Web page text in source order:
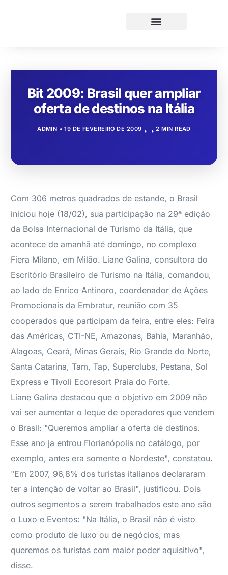
Bit 2009: Brasil quer ampliar
oferta de destinos na Itália
ADMIN 19 DE FEVEREIRO DE 2009 2 MIN READ
Com 306 metros quadrados de estande, o Brasil
iniciou hoje (18/02), sua participação na 29ª edição
da Bolsa Internacional de Turismo da Itália, que
acontece de amanhã até domingo, no complexo
Fiera Milano, em Milão. Liane Galina, consultora do
Escritório Brasileiro de Turismo na Itália, comandou,
ao lado de Enrico Antinoro, coordenador de Ações
Promocionais da Embratur, reunião com 35
cooperados que participam da feira, entre eles: Feira
das Américas, CTI-NE, Amazonas, Bahia, Maranhão,
Alagoas, Ceará, Minas Gerais, Rio Grande do Norte,
Santa Catarina, Tam, Tap, Superclubs, Pestana, Sol
Express e Tivoli Ecoresort Praia do Forte.
Liane Galina destacou que o objetivo em 2009 não
vai ser aumentar o leque de operadores que vendem
o Brasil: "Queremos ampliar a oferta de destinos.
Esse ano ja entrou Florianópolis no catálogo, por
exemplo, antes era somente o Nordeste", constatou.
"Em 2007, 96,8% dos turistas italianos declararam
ter a intenção de voltar ao Brasil", justificou. Dois
outros segmentos a serem trabalhados este ano são
o Luxo e Eventos: "Na Itália, o Brasil não é visto
como produto de luxo ou de negócios, mas
queremos os turistas com maior poder aquisitivo",
disse.